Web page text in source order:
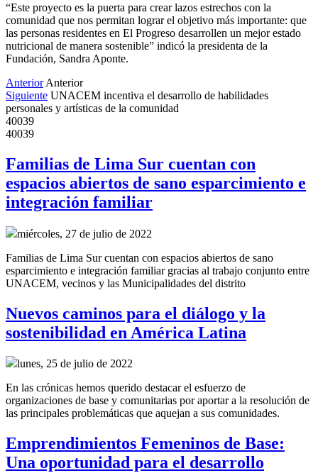
“Este proyecto es la puerta para crear lazos estrechos con la
comunidad que nos permitan lograr el objetivo más importante: que
las personas residentes en El Progreso desarrollen un mejor estado
nutricional de manera sostenible” indicó la presidenta de la
Fundación, Sandra Aponte.
Anterior Anterior
Siguiente UNACEM incentiva el desarrollo de habilidades
personales y artísticas de la comunidad
40039
40039
Familias de Lima Sur cuentan con
espacios abiertos de sano esparcimiento e
integración familiar
miércoles, 27 de julio de 2022
Familias de Lima Sur cuentan con espacios abiertos de sano
esparcimiento e integración familiar gracias al trabajo conjunto entre
UNACEM, vecinos y las Municipalidades del distrito
Nuevos caminos para el diálogo y la
sostenibilidad en América Latina
lunes, 25 de julio de 2022
En las crónicas hemos querido destacar el esfuerzo de
organizaciones de base y comunitarias por aportar a la resolución de
las principales problemáticas que aquejan a sus comunidades.
Emprendimientos Femeninos de Base:
Una oportunidad para el desarrollo